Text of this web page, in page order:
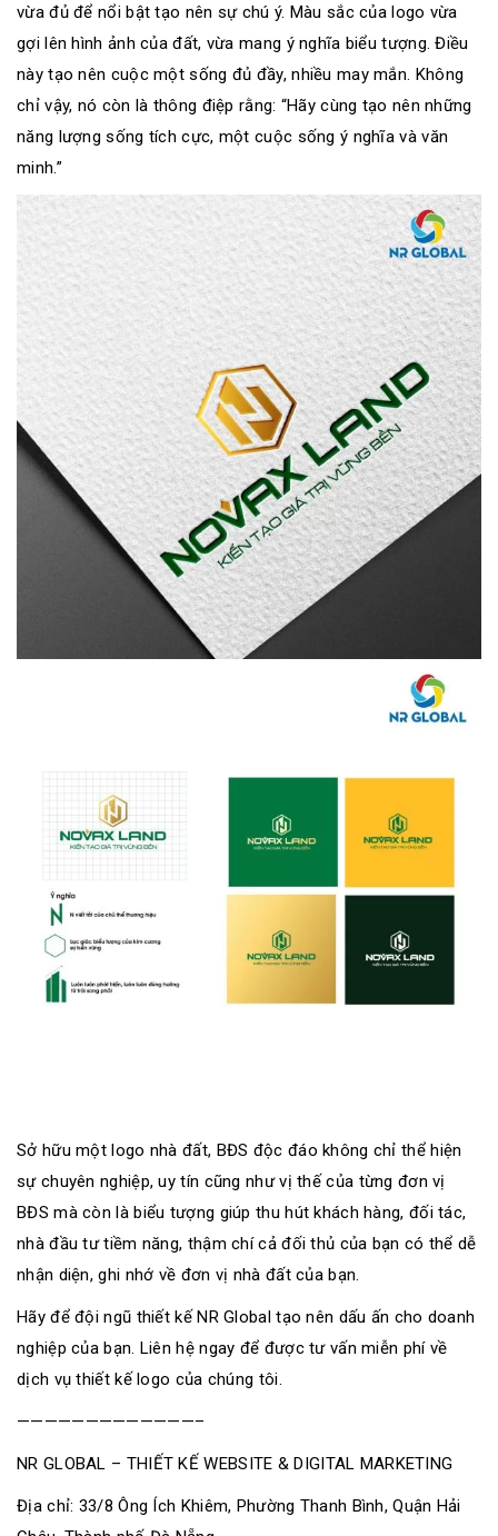
vừa đủ để nổi bật tạo nên sự chú ý. Màu sắc của logo vừa
gợi lên hình ảnh của đất, vừa mang ý nghĩa biểu tượng. Điều
này tạo nên cuộc một sống đủ đầy, nhiều may mắn. Không
chỉ vậy, nó còn là thông điệp rằng: “Hãy cùng tạo nên những
năng lượng sống tích cực, một cuộc sống ý nghĩa và văn
minh.”
Sở hữu một logo nhà đất, BĐS độc đáo không chỉ thể hiện
sự chuyên nghiệp, uy tín cũng như vị thế của từng đơn vị
BĐS mà còn là biểu tượng giúp thu hút khách hàng, đối tác,
nhà đầu tư tiềm năng, thậm chí cả đối thủ của bạn có thể dễ
nhận diện, ghi nhớ về đơn vị nhà đất của bạn.
Hãy để đội ngũ thiết kế NR Global tạo nên dấu ấn cho doanh
nghiệp của bạn. Liên hệ ngay để được tư vấn miễn phí về
dịch vụ thiết kế logo của chúng tôi.
—————————————–
NR GLOBAL – THIẾT KẾ WEBSITE & DIGITAL MARKETING
Địa chỉ: 33/8 Ông Ích Khiêm, Phường Thanh Bình, Quận Hải